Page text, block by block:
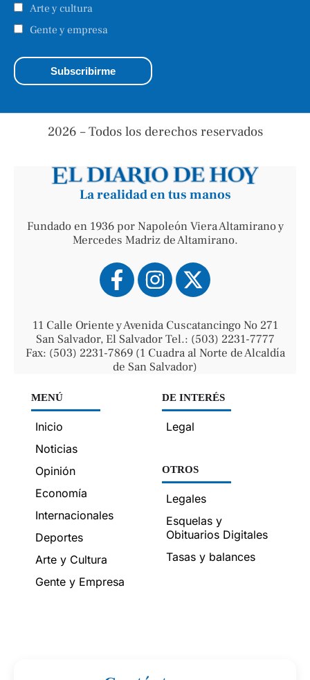
Arte y cultura
Gente y empresa
2026 – Todos los derechos reservados
La realidad en tus manos
Fundado en 1936 por Napoleón Viera Altamirano y
Mercedes Madriz de Altamirano.
11 Calle Oriente y Avenida Cuscatancingo No 271
San Salvador, El Salvador Tel.: (503) 2231-7777
Fax: (503) 2231-7869 (1 Cuadra al Norte de Alcaldía
de San Salvador)
MENÚ
Inicio
Noticias
Opinión
Economía
Internacionales
Deportes
Arte y Cultura
Gente y Empresa
DE INTERÉS
Legal
OTROS
Legales
Esquelas y
Obituarios Digitales
Tasas y balances